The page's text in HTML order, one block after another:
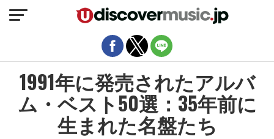
1991年に発売されたアルバ
ム・ベスト50選：35年前に
生まれた名盤たち
モバイルバージョンを終了